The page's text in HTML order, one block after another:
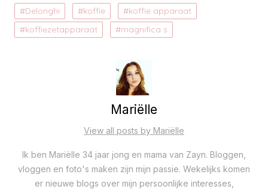
Delonghi koffie
koffie apparaat
koffiezetapparaat
magnifica s
Mariëlle
View all posts by Mariëlle
Ik ben Mariëlle 34 jaar jong en mama van Zayn. Bloggen,
vloggen en foto's maken zijn mijn passie. Wekelijks komen
er nieuwe blogs over mijn persoonlijke interesses,